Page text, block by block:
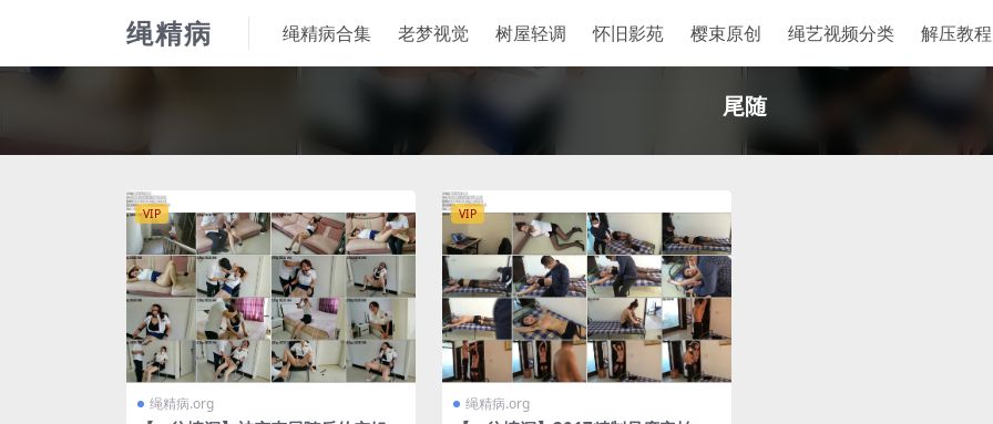
绳精病 绳精病合集 老梦视觉 树屋轻调 怀旧影苑 樱束原创 绳艺视频分类 解压教程
尾随
VIP
绳精病.org
VIP
绳精病.org